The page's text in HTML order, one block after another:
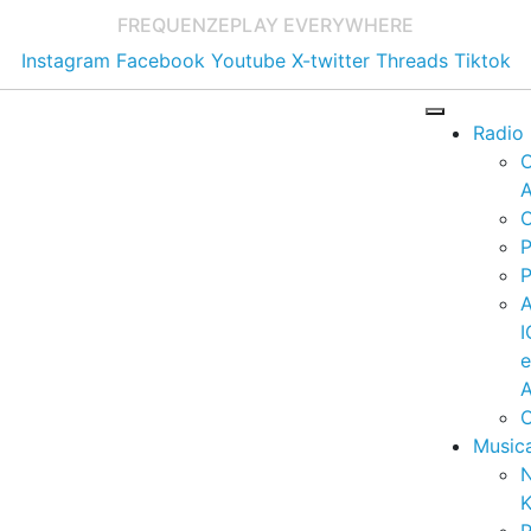
FREQUENZEPLAY EVERYWHERE
Instagram Facebook Youtube X-twitter Threads Tiktok
Radio
e